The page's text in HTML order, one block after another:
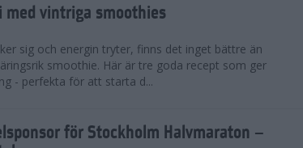
med vintriga smoothies
sig och energin tryter, finns det inget bättre än
smoothie. Här är tre goda recept som ger
- perfekta för att starta d...
för Stockholm Halvmaraton –